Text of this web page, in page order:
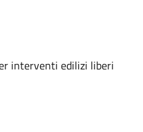
interventi edilizi liberi